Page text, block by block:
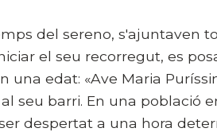
del sereno, s'ajuntaven
el seu recorregut, es
una edat: «Ave Maria
seu barri. En una població
despertat a una hora